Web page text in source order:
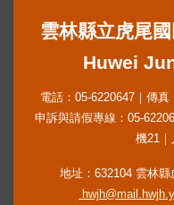
雲林縣立虎尾
Huwei
電話：05-6220647｜傳
申訴與請假專線：05-
機21｜
地址：632104 雲林縣